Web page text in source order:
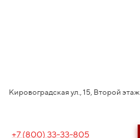
Кировоградская ул., 15, Второй этаж
+7 (800) 33-33-805